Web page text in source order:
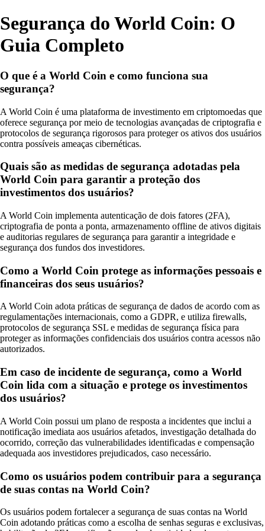
Segurança do World Coin: O
Guia Completo
O que é a World Coin e como funciona sua
segurança?
A World Coin é uma plataforma de investimento em criptomoedas que
oferece segurança por meio de tecnologias avançadas de criptografia e
protocolos de segurança rigorosos para proteger os ativos dos usuários
contra possíveis ameaças cibernéticas.
Quais são as medidas de segurança adotadas pela
World Coin para garantir a proteção dos
investimentos dos usuários?
A World Coin implementa autenticação de dois fatores (2FA),
criptografia de ponta a ponta, armazenamento offline de ativos digitais
e auditorias regulares de segurança para garantir a integridade e
segurança dos fundos dos investidores.
Como a World Coin protege as informações pessoais e
financeiras dos seus usuários?
A World Coin adota práticas de segurança de dados de acordo com as
regulamentações internacionais, como a GDPR, e utiliza firewalls,
protocolos de segurança SSL e medidas de segurança física para
proteger as informações confidenciais dos usuários contra acessos não
autorizados.
Em caso de incidente de segurança, como a World
Coin lida com a situação e protege os investimentos
dos usuários?
A World Coin possui um plano de resposta a incidentes que inclui a
notificação imediata aos usuários afetados, investigação detalhada do
ocorrido, correção das vulnerabilidades identificadas e compensação
adequada aos investidores prejudicados, caso necessário.
Como os usuários podem contribuir para a segurança
de suas contas na World Coin?
Os usuários podem fortalecer a segurança de suas contas na World
Coin adotando práticas como a escolha de senhas seguras e exclusivas,